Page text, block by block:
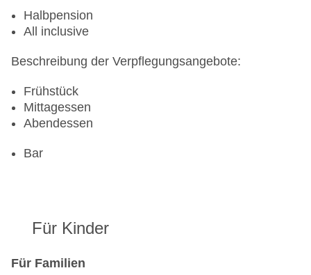
Halbpension
All inclusive
Beschreibung der Verpflegungsangebote:
Frühstück
Mittagessen
Abendessen
Bar
Für Kinder
Für Familien